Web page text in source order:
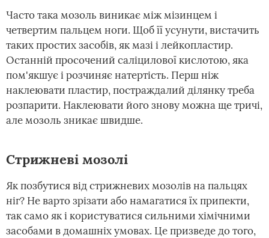
Часто така мозоль виникає між мізинцем і
четвертим пальцем ноги. Щоб її усунути, вистачить
таких простих засобів, як мазі і лейкопластир.
Останній просочений саліцилової кислотою, яка
пом'якшує і розчиняє натертість. Перш ніж
наклеювати пластир, постраждалий ділянку треба
розпарити. Наклеювати його знову можна ще тричі,
але мозоль зникає швидше.
Стрижневі мозолі
Як позбутися від стрижневих мозолів на пальцях
ніг? Не варто зрізати або намагатися їх припекти,
так само як і користуватися сильними хімічними
засобами в домашніх умовах. Це призведе до того,